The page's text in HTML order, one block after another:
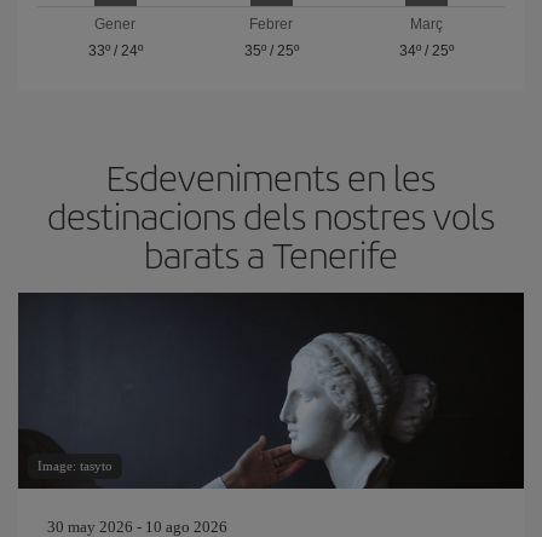
Gener
33º/ 24º
Febrer
35º/ 25º
Març
34º /25º
Esdeveniments en les
destinacions dels nostres vols
barats a Tenerife
Image: tasyto
30 may 2026 - 10 ago 2026